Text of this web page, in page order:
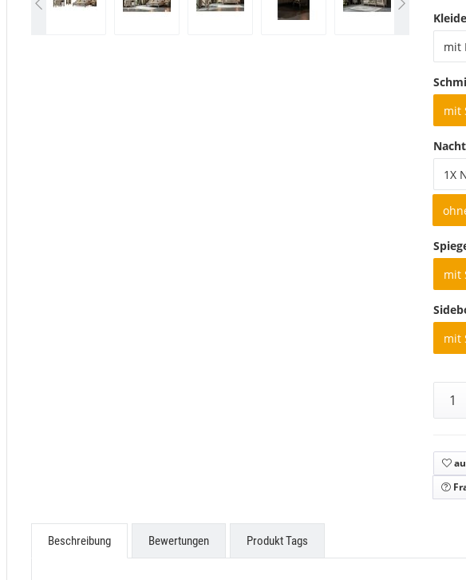
mit
mit
1X
mit
mit
Beschreibung Bewertungen Produkt Tags